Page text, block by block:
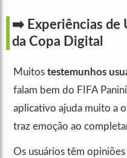
➡️ Experiências de
da Copa Digital
Muitos testemunhos
falam bem do FIFA
aplicativo ajuda muito a
traz emoção ao
Os usuários têm